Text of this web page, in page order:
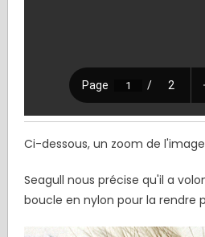
Ci-dessous, un zoom de
Seagull nous précise qu'il a
boucle en nylon pour la rendre